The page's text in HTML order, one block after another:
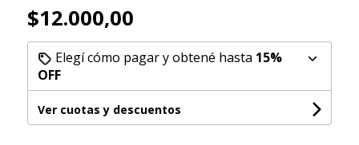
$12.000,00
Elegí cómo pagar y obtené hasta 15%
OFF
Ver cuotas y descuentos